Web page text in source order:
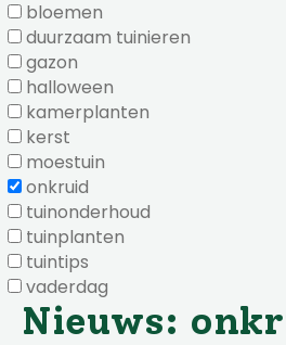
bloemen
duurzaam tuinieren
gazon
halloween
kamerplanten
kerst
moestuin
onkruid
tuinonderhoud
tuinplanten
tuintips
vaderdag
Nieuws: